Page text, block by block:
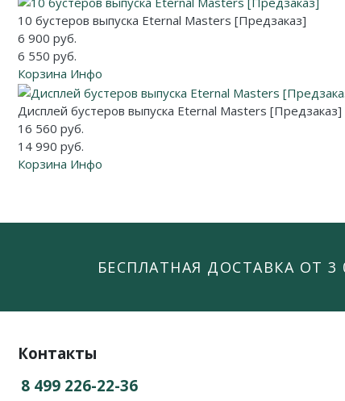
10 бустеров выпуска Eternal Masters [Предзаказ]
6 900 руб.
6 550 руб.
Корзина Инфо
Дисплей бустеров выпуска Eternal Masters [Предзаказ]
16 560 руб.
14 990 руб.
Корзина Инфо
БЕСПЛАТНАЯ ДОСТАВКА ОТ 3
Контакты
8 499 226-22-36
Для взрослых (18+)
Остальные серии